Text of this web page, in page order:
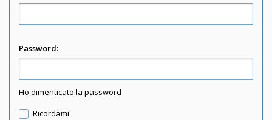
Password:
Ho dimenticato la password
Ricordami